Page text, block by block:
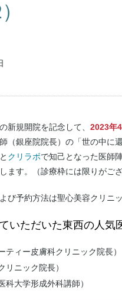
新規開院を記念して、 2023年
（銀座院院長）の「世の中に
クリラボで知己となった医師
ます。（診療枠には限りがご
び予約方法は聖心美容クリニ
いただいた東西の人
ティー皮膚科クリニック院長）
リニック院長）
科大学形成外科講師）